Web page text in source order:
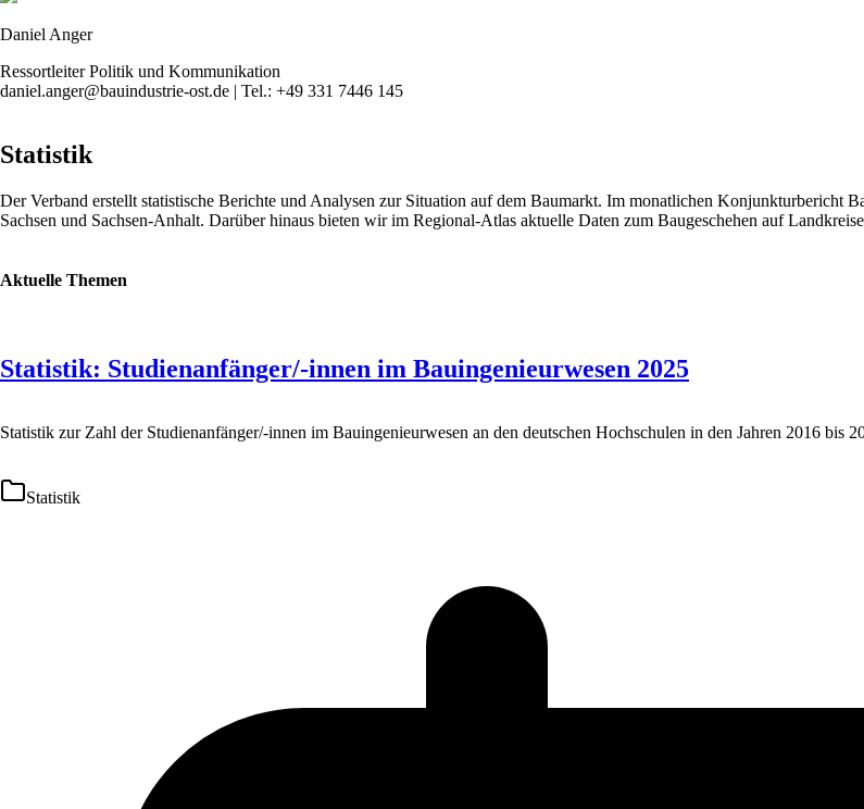
Daniel Anger
Ressortleiter Politik und Kommunikation
daniel.anger@bauindustrie-ost.de | Tel.: +49 331 7446 145
Statistik
Der Verband erstellt statistische Berichte und Analysen zur Situation auf dem Baumarkt. Im monatlichen Konjunkturbericht
Sachsen und Sachsen-Anhalt. Darüber hinaus bieten wir im Regional-Atlas aktuelle Daten zum Baugeschehen auf
Aktuelle Themen
Statistik: Studienanfänger/-innen im Bauingenieurwesen 2025
Statistik zur Zahl der Studienanfänger/-innen im Bauingenieurwesen an den deutschen Hochschulen in den Jahren 2016 bis
Statistik